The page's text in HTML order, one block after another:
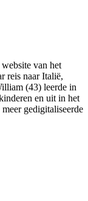
van het
reis naar Italië,
(43) leerde in
en uit in het
gedigitaliseerde